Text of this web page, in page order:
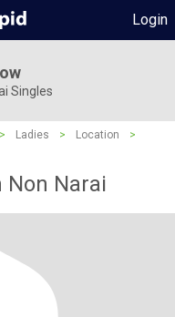
Login
Singles
> Ladies > Location
>
Narai